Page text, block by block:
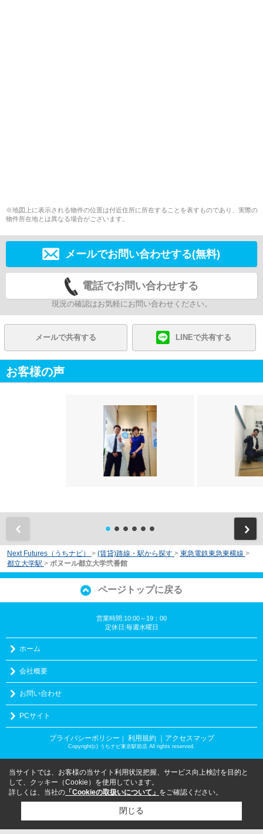
※地図上に表示される物件の位置は付近住所に所在することを表すものであり、実際の
物件所在地とは異なる場合がございます。
メールでお問い合わせする(無料)
電話でお問い合わせする
現況の確認はお気軽にお問い合わせください。
メールで共有する LINEで共有する
お客様の声
Next Futures（うちナビ） > (賃貸)路線・駅から探す > 東急電鉄東急東横線 >
都立大学駅 > ボヌール都立大学弐番館
ページトップに戻る
営業時間:10:00～19：00
定休日:毎週水曜日
ホーム
会社概要
お問い合わせ
PCサイト
プライバシーポリシー 利用規約 ｜アクセスマップ
Copyright(c) うちナビ東京駅前店 All rights reserved.
当サイトでは、お客様の当サイト利用状況把握、サービス向上検討を目的と
して、クッキー（Cookie）を使用しています。
詳しくは、当社の 「Cookieの取扱いについて」 をご確認ください。
閉じる